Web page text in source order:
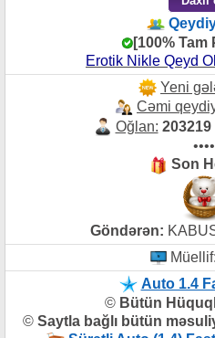
[100%
Erotik Nikle Qeyd
Yeni
Cəmi
Oğlan: 203219
••••
Son
Göndərən:
Müellif:
Auto 1.4
© Bütün
© Saytla bağlı bütün